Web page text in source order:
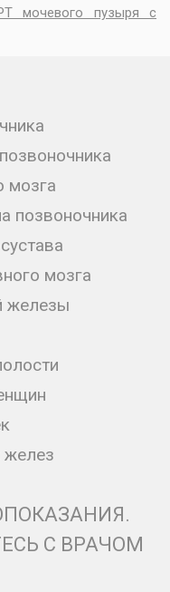
мочевого пузыря с
мозга
позвоночника
мозга
железы
С ВРАЧОМ